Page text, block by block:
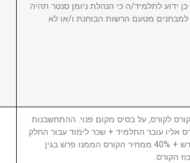
ידוע לתלמיד/ה כי הנהלת ניומן סנטר תהיה
מטעם הרשות הבוחנת ו/או לא
לקורס, על בסיס מקום פנוי. ההתחשבנות
אליו עובר התלמיד + שכר לימוד עבור החלק
היחסי בגין הקורס ממנו פרש + 40% ממחיר הקורס הממנו פרש בגין
הקורס.